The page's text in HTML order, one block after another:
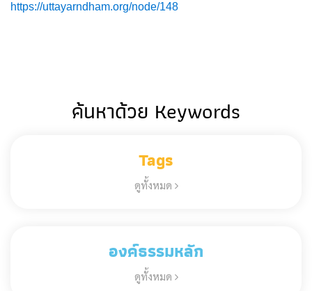
https://uttayarndham.org/node/148
ค้นหาด้วย Keywords
Tags
ดูทั้งหมด
องค์ธรรมหลัก
ดูทั้งหมด